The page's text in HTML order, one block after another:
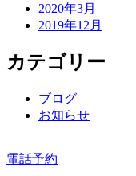
2020年3月
2019年12月
カテゴリー
ブログ
お知らせ
電話予約